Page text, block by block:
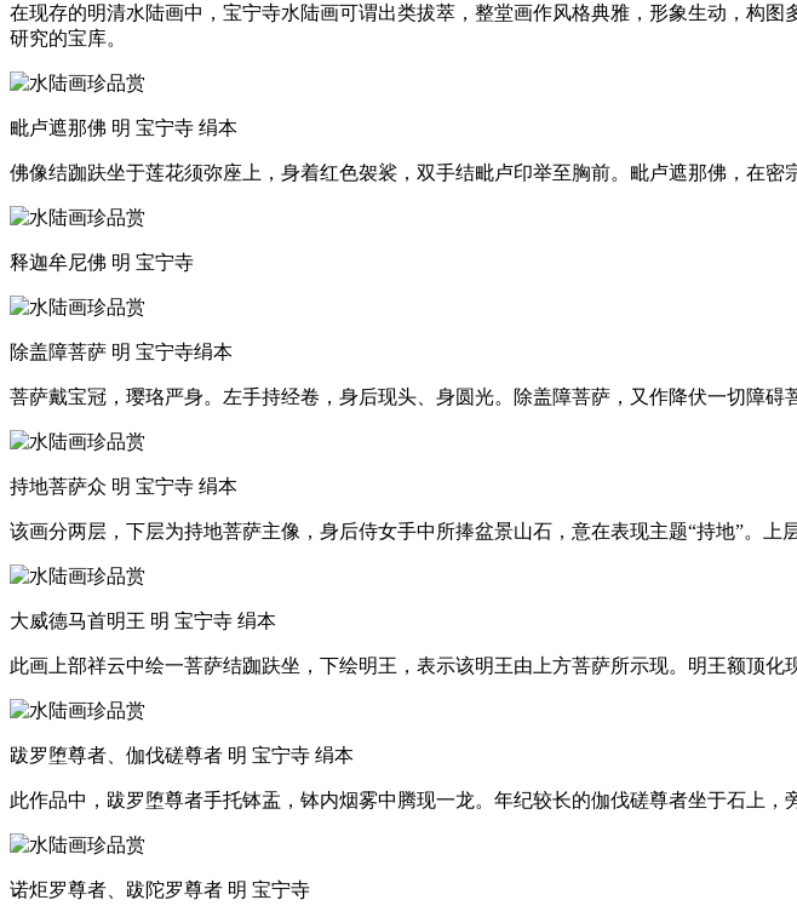
在现存的明清水陆画中，宝宁寺水陆画可谓出类拔萃，整堂画作风格典雅，形象生动，构
研究的宝库。
毗卢遮那佛 明 宝宁寺 绢本
佛像结跏趺坐于莲花须弥座上，身着红色袈裟，双手结毗卢印举至胸前。毗卢遮那佛，在密
释迦牟尼佛 明 宝宁寺
除盖障菩萨 明 宝宁寺绢本
菩萨戴宝冠，璎珞严身。左手持经卷，身后现头、身圆光。除盖障菩萨，又作降伏一切障
持地菩萨众 明 宝宁寺 绢本
该画分两层，下层为持地菩萨主像，身后侍女手中所捧盆景山石，意在表现主题“持地”。上
大威德马首明王 明 宝宁寺 绢本
此画上部祥云中绘一菩萨结跏趺坐，下绘明王，表示该明王由上方菩萨所示现。明王额顶化
跋罗堕尊者、伽伐磋尊者 明 宝宁寺 绢本
此作品中，跋罗堕尊者手托钵盂，钵内烟雾中腾现一龙。年纪较长的伽伐磋尊者坐于石上，
诺炬罗尊者、跋陀罗尊者 明 宝宁寺